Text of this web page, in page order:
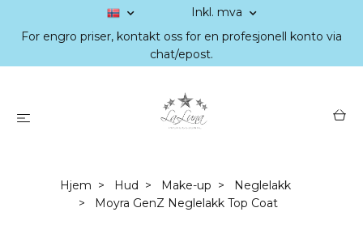
Inkl. mva
For engro priser, kontakt oss for en profesjonell konto via
chat/epost.
Hjem Hud Make-up
Neglelakk
Moyra GenZ Neglelakk Top Coat